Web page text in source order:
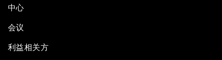
中心
会议
利益相关方